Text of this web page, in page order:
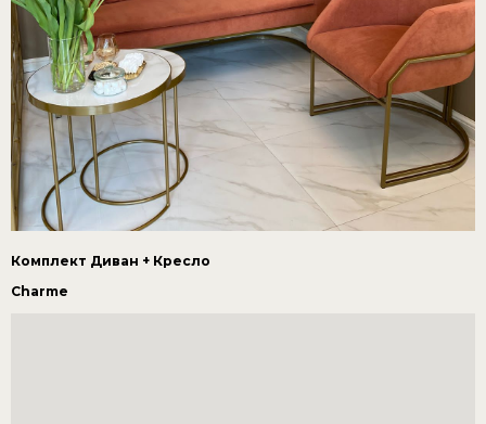
Комплект Диван + Кресло
Charme